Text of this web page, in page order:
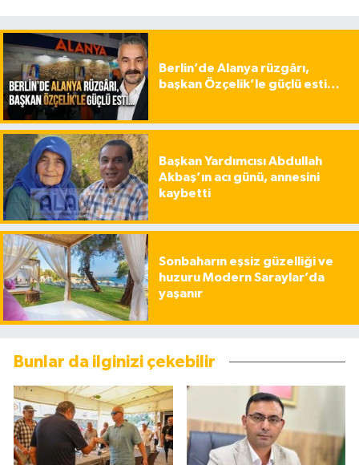
Berlin’de Alanya rüzgârı,
başkan Özçelik’le güçlü esti…
Başkan Yardımcısı Abdullah
Akbaş’ın acı günü, annesini
kaybetti
Sonbaharın eşsiz güzelliği ve
huzuru Modern Saraylar’da
yaşanır
Bunlar da ilginizi çekebilir